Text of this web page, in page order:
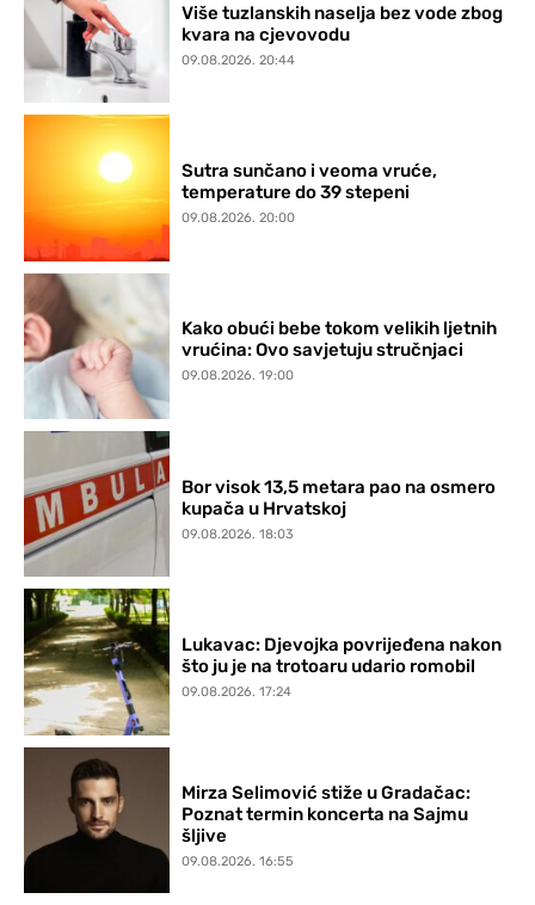
Više tuzlanskih naselja bez vode zbog
kvara na cjevovodu
09.08.2026. 20:44
Sutra sunčano i veoma vruće,
temperature do 39 stepeni
09.08.2026. 20:00
Kako obući bebe tokom velikih ljetnih
vrućina: Ovo savjetuju stručnjaci
09.08.2026. 19:00
Bor visok 13,5 metara pao na osmero
kupača u Hrvatskoj
09.08.2026. 18:03
Lukavac: Djevojka povrijeđena nakon
što ju je na trotoaru udario romobil
09.08.2026. 17:24
Mirza Selimović stiže u Gradačac:
Poznat termin koncerta na Sajmu
šljive
09.08.2026. 16:55